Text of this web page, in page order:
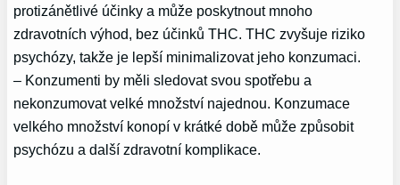
protizánětlivé účinky a může poskytnout mnoho
zdravotních výhod, bez účinků THC. THC zvyšuje riziko
psychózy, takže je lepší minimalizovat jeho konzumaci.
– Konzumenti by měli sledovat svou spotřebu a
nekonzumovat velké množství najednou. Konzumace
velkého množství konopí v krátké době může způsobit
psychózu a další zdravotní komplikace.